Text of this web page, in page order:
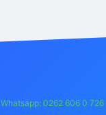
Whatsapp: 0262 606 0 726